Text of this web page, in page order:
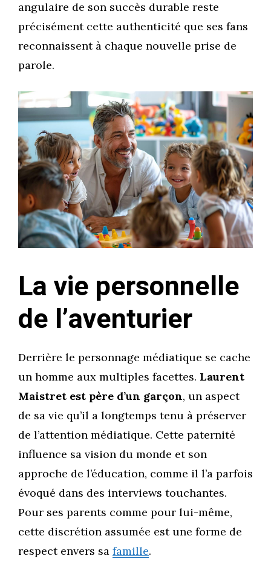
angulaire de son succès durable reste
précisément cette authenticité que ses fans
reconnaissent à chaque nouvelle prise de
parole.
La vie personnelle
de l’aventurier
Derrière le personnage médiatique se cache
un homme aux multiples facettes. Laurent
Maistret est père d’un garçon, un aspect
de sa vie qu’il a longtemps tenu à préserver
de l’attention médiatique. Cette paternité
influence sa vision du monde et son
approche de l’éducation, comme il l’a parfois
évoqué dans des interviews touchantes.
Pour ses parents comme pour lui-même,
cette discrétion assumée est une forme de
respect envers sa famille.